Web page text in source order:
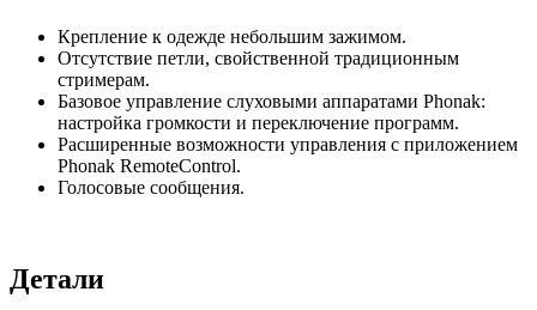
Крепление к одежде небольшим зажимом.
Отсутствие петли, свойственной традиционным
стримерам.
Базовое управление слуховыми аппаратами Phonak:
настройка громкости и переключение программ.
Расширенные возможности управления с приложением
Phonak RemoteControl.
Голосовые сообщения.
Детали